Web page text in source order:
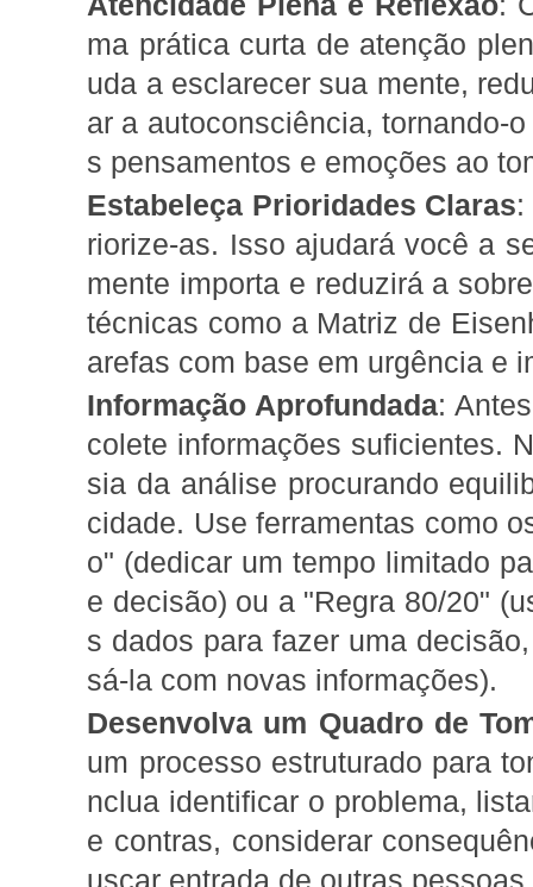
ma prática curta de atenção
uda a esclarecer sua mente,
ar a autoconsciência, tornando-
s pensamentos e emoções ao
Estabeleça Prioridades Claras:
riorize-as. Isso ajudará você a
mente importa e reduzirá a
técnicas como a Matriz de
arefas com base em urgência e
Informação Aprofundada:
colete informações suficientes.
sia da análise procurando
cidade. Use ferramentas como
o" (dedicar um tempo limitado
e decisão) ou a "Regra 80/20"
s dados para fazer uma
sá-la com novas informações).
Desenvolva um Quadro de
um processo estruturado para
nclua identificar o problema,
e contras, considerar
uscar entrada de outras